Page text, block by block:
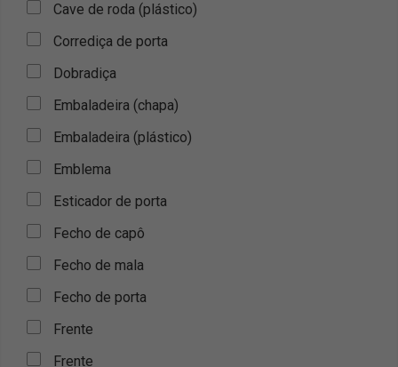
Cave de roda (plástico)
Corrediça de porta
Dobradiça
Embaladeira (chapa)
Embaladeira (plástico)
Emblema
Esticador de porta
Fecho de capô
Fecho de mala
Fecho de porta
Frente
Frente